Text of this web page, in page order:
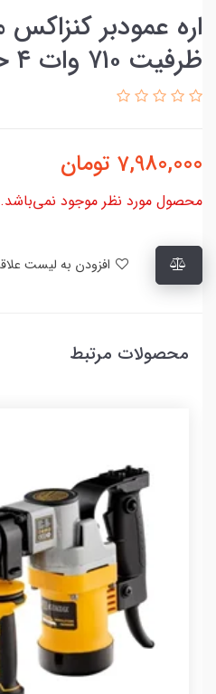
ظرفیت ۷۱۰ وات ۴ حالته (پس کرایه)
7,980,000 تومان
محصول مورد نظر موجود نمی‌باشد.
محصولات مرتبط